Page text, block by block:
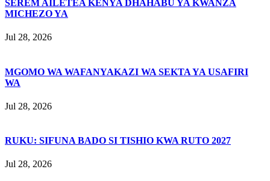
SEREM AILETEA KENYA DHAHABU YA KWANZA
MICHEZO YA
Jul 28, 2026
MGOMO WA WAFANYAKAZI WA SEKTA YA USAFIRI
WA
Jul 28, 2026
RUKU: SIFUNA BADO SI TISHIO KWA RUTO 2027
Jul 28, 2026